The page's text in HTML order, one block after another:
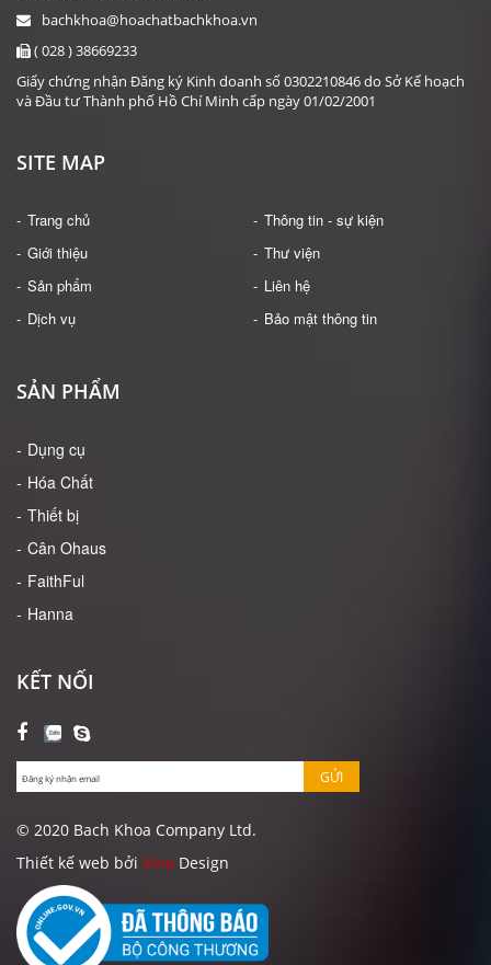
bachkhoa@hoachatbachkhoa.vn
( 028 ) 38669233
Giấy chứng nhận Đăng ký Kinh doanh số 0302210846 do Sở Kế hoạch
và Đầu tư Thành phố Hồ Chí Minh cấp ngày 01/02/2001
SITE MAP
Trang chủ
Giới thiệu
Sản phẩm
Dịch vụ
Thông tin - sự kiện
Thư viện
Liên hệ
Bảo mật thông tin
SẢN PHẨM
Dụng cụ
Hóa Chất
Thiết bị
Cân Ohaus
FaithFul
Hanna
KẾT NỐI
GỬI
© 2020 Bach Khoa Company Ltd.
Thiết kế web bởi Vina Design